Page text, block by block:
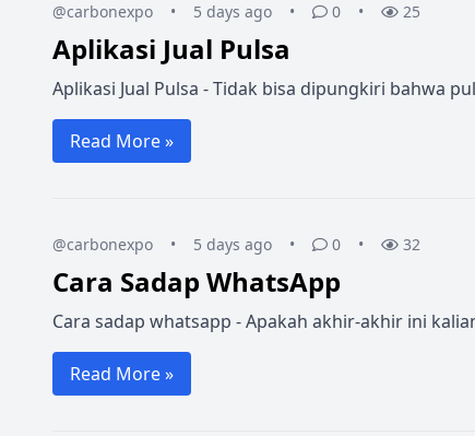
@carbonexpo • 5 days ago • 0 • 25
Aplikasi Jual Pulsa
Aplikasi Jual Pulsa - Tidak bisa dipungkiri bahwa
Read More »
@carbonexpo • 5 days ago • 0 • 32
Cara Sadap WhatsApp
Cara sadap whatsapp - Apakah akhir-akhir ini
Read More »